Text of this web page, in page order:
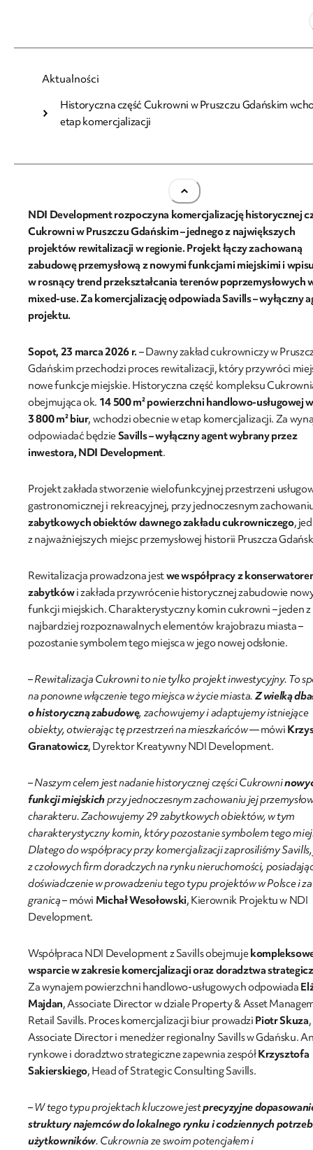
Aktualności
Historyczna część Cukrowni w Pruszczu Gdańskim
etap komercjalizacji
23.03.2026
Historyczna część Cukrowni w Pruszczu
wchodzi w etap komercjalizacji
NDI Development rozpoczyna komercjalizację historycznej
Cukrowni w Pruszczu Gdańskim – jednego z największych
projektów rewitalizacji w regionie. Projekt łączy zachowaną
zabudowę przemysłową z nowymi funkcjami miejskimi i
w rosnący trend przekształcania terenów poprzemysłowych
mixed-use. Za komercjalizację odpowiada Savills – wyłączny
projektu.
Sopot, 23 marca 2026 r. – Dawny zakład cukrowniczy w
Gdańskim przechodzi proces rewitalizacji, który przywróci
nowe funkcje miejskie. Historyczna część kompleksu
obejmująca ok. 14 500 m² powierzchni handlowo-usługowej
3 800 m² biur, wchodzi obecnie w etap komercjalizacji. Za
odpowiadać będzie Savills – wyłączny agent wybrany przez
inwestora, NDI Development.
Projekt zakłada stworzenie wielofunkcyjnej przestrzeni
gastronomicznej i rekreacyjnej, przy jednoczesnym
zabytkowych obiektów dawnego zakładu cukrowniczego,
z najważniejszych miejsc przemysłowej historii Pruszcza
Rewitalizacja prowadzona jestwe współpracy z
zabytkówi zakłada przywrócenie historycznej zabudowie
funkcji miejskich. Charakterystyczny komin cukrowni – jeden z
najbardziej rozpoznawalnych elementów krajobrazu miasta –
pozostanie symbolem tego miejsca w jego nowej odsłonie.
–Rewitalizacja Cukrowni to nie tylko projekt inwestycyjny. To
na ponowne włączenie tego miejsca w życie miasta. Z wielką
ohistoryczną zabudowę, zachowujemy i adaptujemy istniejące
obiekty, otwierając tę przestrzeń na mieszkańców –– mówi
Granatowicz, Dyrektor Kreatywny NDI Development.
–Naszym celem jest nadanie historycznej części Cukrowni
funkcji miejskichprzy jednoczesnym zachowaniu jej
charakteru. Zachowujemy 29 zabytkowych obiektów, w tym
charakterystyczny komin, który pozostanie symbolem tego
Dlatego do współpracy przy komercjalizacji zaprosiliśmy
z czołowych firm doradczych na rynku nieruchomości,
doświadczenie w prowadzeniu tego typu projektów w Polsce i za
granicą– mówi Michał Wesołowski, Kierownik Projektu w NDI
Development.
Współpraca NDI Development z Savills obejmuje
wsparcie w zakresie komercjalizacji oraz doradztwa
Za wynajem powierzchni handlowo-usługowych odpowiada
Majdan, Associate Director w dziale Property & Asset
Retail Savills. Proces komercjalizacji biur prowadzi Piotr Skuza,
Associate Director i menedżer regionalny Savills w Gdańsku.
rynkowe i doradztwo strategiczne zapewnia zespółKrzysztofa
Sakierskiego, Head of Strategic Consulting Savills.
–W tego typu projektach kluczowe jestprecyzyjne
struktury najemców do lokalnego rynku i codziennych potrzeb
użytkowników. Cukrownia ze swoim potencjałem i